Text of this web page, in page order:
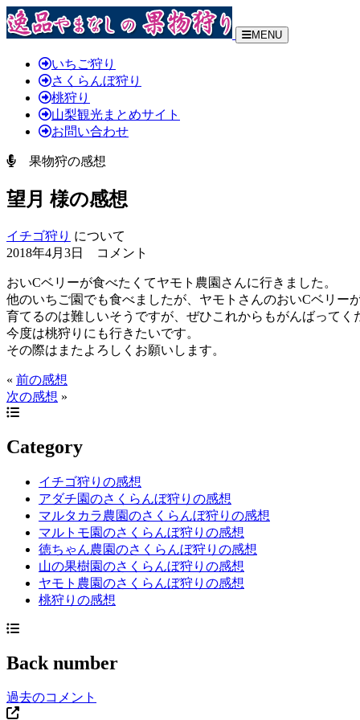
MENU
いちご狩り
さくらんぼ狩り
桃狩り
山梨観光まとめサイト
お問い合わせ
果物狩の感想
望月 様の感想
イチゴ狩り について
2018年4月3日 コメント
おいCベリーが食べたくてヤモト農園さんに行きました。
他のいちご園でも食べましたが、ヤモトさんのおいCベリー
育てるのは難しいそうですが、ぜひこれからもがんばってく
今度は桃狩りにも行きたいです。
その際はまたよろしくお願いします。
« 前の感想
次の感想 »
Category
イチゴ狩りの感想
アダチ園のさくらんぼ狩りの感想
マルタカラ農園のさくらんぼ狩りの感想
マルトモ園のさくらんぼ狩りの感想
徳ちゃん農園のさくらんぼ狩りの感想
山の果樹園のさくらんぼ狩りの感想
ヤモト農園のさくらんぼ狩りの感想
桃狩りの感想
Back number
過去のコメント